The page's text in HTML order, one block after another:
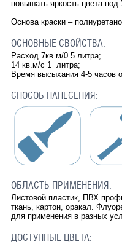
повышать яркость цвета под
Основа краски –
ОСНОВНЫЕ СВОЙСТВА:
Расход 7кв.м/0.5 литра;
14 кв.м/с 1 литра;
Время высыхания 4-5 часов
СПОСОБ НАНЕСЕНИЯ:
ОБЛАСТЬ ПРИМЕНЕНИЯ:
Листовой пластик, ПВХ
ткань, картон, оракал.
для применения в разных
ДОСТУПНЫЕ ЦВЕТА: